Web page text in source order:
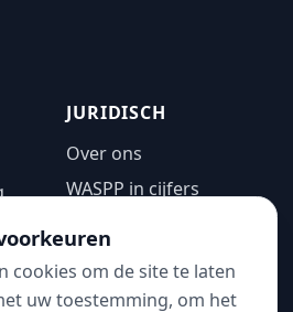
JURIDISCH
Over ons
WASPP in cijfers
Privacybeleid
Gebruiksvoorwaarden
cookies om de site te laten
uw toestemming, om het